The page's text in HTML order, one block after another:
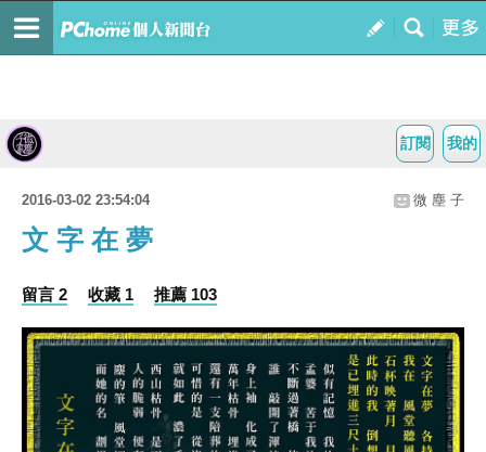
我的
訂閱
2016-03-02 23:54:04 微 塵 子
文 字 在 夢
留言 2 收藏 1 推薦 103